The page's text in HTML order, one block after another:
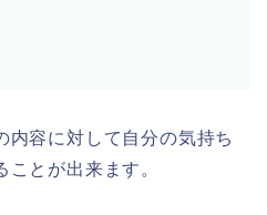
内容に対して自分の気持ち
とが出来ます。